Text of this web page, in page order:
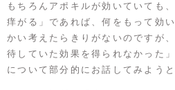
もちろんアポキルが効いていても
痒がる」であれば、何をもって効
かい考えたらきりがないのですが
待していた効果を得られなかった
について部分的にお話してみようと